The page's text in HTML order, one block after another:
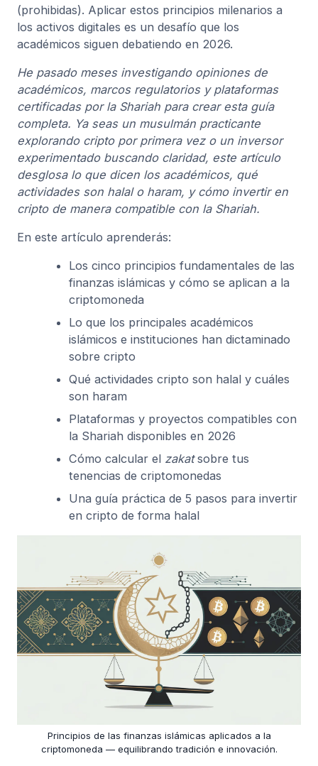
(prohibidas). Aplicar estos principios milenarios a
los activos digitales es un desafío que los
académicos siguen debatiendo en 2026.
He pasado meses investigando opiniones de
académicos, marcos regulatorios y plataformas
certificadas por la Shariah para crear esta guía
completa. Ya seas un musulmán practicante
explorando cripto por primera vez o un inversor
experimentado buscando claridad, este artículo
desglosa lo que dicen los académicos, qué
actividades son halal o haram, y cómo invertir en
cripto de manera compatible con la Shariah.
En este artículo aprenderás:
Los cinco principios fundamentales de las
finanzas islámicas y cómo se aplican a la
criptomoneda
Lo que los principales académicos
islámicos e instituciones han dictaminado
sobre cripto
Qué actividades cripto son halal y cuáles
son haram
Plataformas y proyectos compatibles con
la Shariah disponibles en 2026
Cómo calcular el zakatsobre tus
tenencias de criptomonedas
Una guía práctica de 5 pasos para invertir
en cripto de forma halal
Principios de las finanzas islámicas aplicados a la
criptomoneda — equilibrando tradición e innovación.